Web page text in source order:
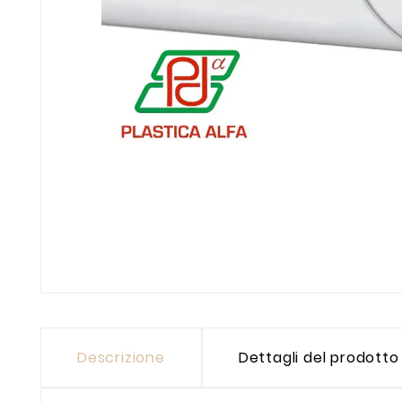
Descrizione Dettagli del prodotto